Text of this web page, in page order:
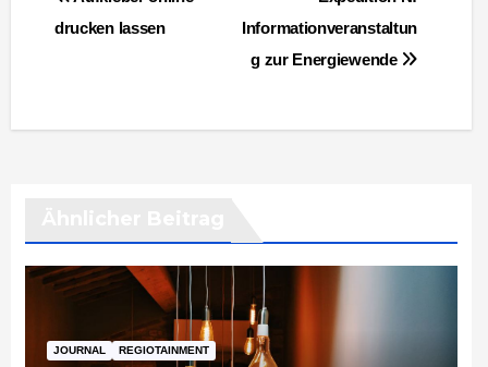
Informationveranstaltun
g zur Energiewende
drucken lassen
JOURNAL REGIOTAINMENT